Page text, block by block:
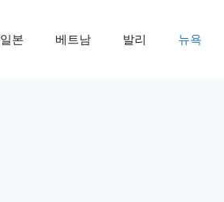
일본 베트남 발리 뉴욕